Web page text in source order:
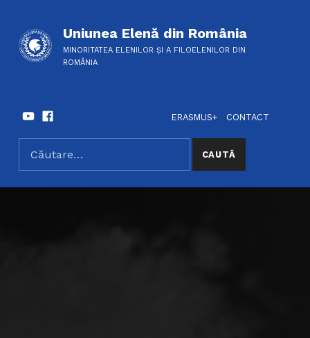
Uniunea Elenă din România
MINORITATEA ELENILOR ȘI A FILOELENILOR DIN
ROMÂNIA
SOCIAL LINKS
YoutubeFacebook
ERASMUS+
CONTACT
SEARCH THE SITE
Caută după: